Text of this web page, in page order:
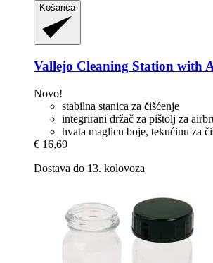
Košarica
Vallejo Cleaning Station with
Novo!
stabilna stanica za čišćenje
integrirani držač za pištolj za
hvata maglicu boje, tekućinu za
€ 16,69
Dostava do 13. kolovoza